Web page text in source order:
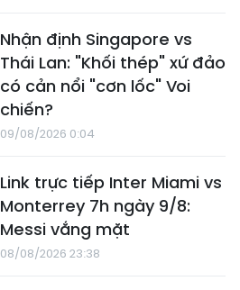
Nhận định Singapore vs
Thái Lan: "Khối thép" xứ đảo
có cản nổi "cơn lốc" Voi
chiến?
09/08/2026 0:04
Link trực tiếp Inter Miami vs
Monterrey 7h ngày 9/8:
Messi vắng mặt
08/08/2026 23:38